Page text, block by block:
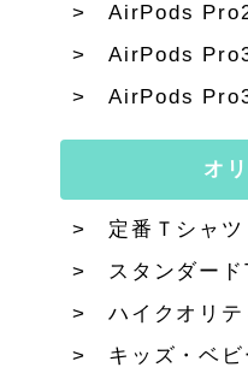
AirPods
AirPods
AirPods
オ
定番Ｔシャツ
スタンダード
ハイクオリ
キッズ・ベ